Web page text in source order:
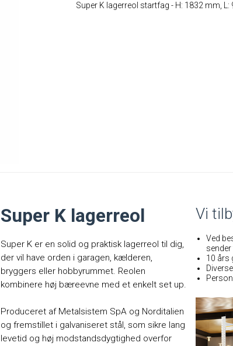
Super K lagerreol startfag - H: 1832 mm,
Super K lagerreol
Super K er en solid og praktisk lagerreol til dig,
der vil have orden i garagen, kælderen,
bryggers eller hobbyrummet. Reolen
kombinere høj bæreevne med et enkelt set up.
Produceret af Metalsistem SpA og Norditalien
og fremstillet i galvaniseret stål, som sikre lang
levetid og høj modstandsdygtighed overfor
Vi
Ved
10 års